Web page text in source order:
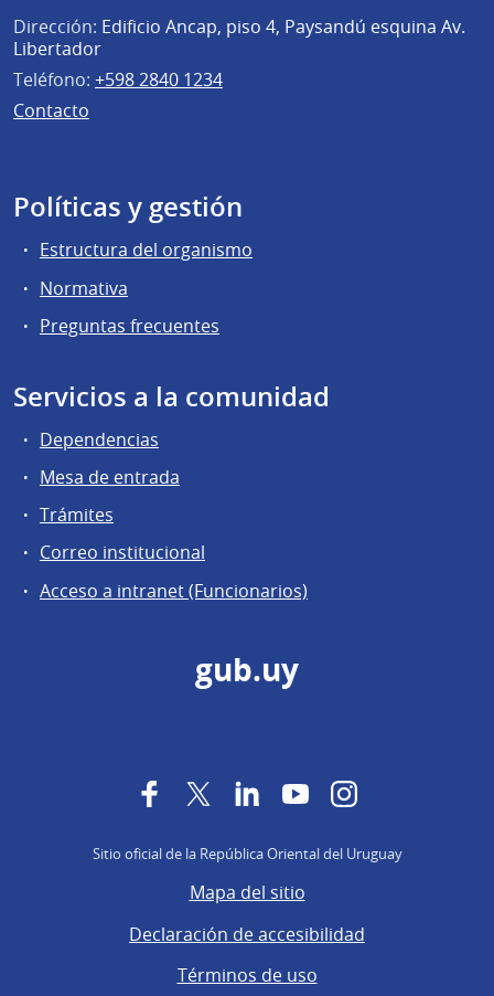
Dirección: Edificio Ancap, piso 4, Paysandú esquina Av.
Libertador
Teléfono: +598 2840 1234
Contacto
Políticas y gestión
Estructura del organismo
Normativa
Preguntas frecuentes
Servicios a la comunidad
Dependencias
Mesa de entrada
Trámites
Correo institucional
Acceso a intranet (Funcionarios)
gub.uy
FacebookTwitter LinkedInYouTubeInstagram
Sitio oficial de la República Oriental del Uruguay
Mapa del sitio
Declaración de accesibilidad
Términos de uso